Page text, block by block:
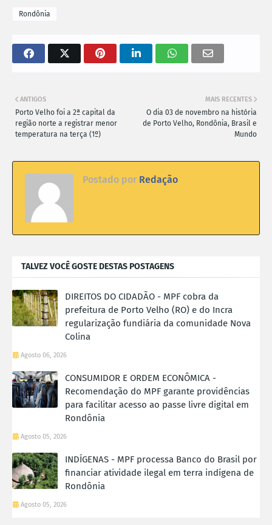
Rondônia
MAIS RECENTES
O dia 03 de novembro na história
de Porto Velho, Rondônia, Brasil e
Mundo
ANTIGOS
Porto Velho foi a 2ª capital da
região norte a registrar menor
temperatura na terça (1º)
Postado por Redação
TALVEZ VOCÊ GOSTE DESTAS POSTAGENS
DIREITOS DO CIDADÃO - MPF cobra da
prefeitura de Porto Velho (RO) e do Incra
regularização fundiária da comunidade Nova
Colina
Agosto 06, 2026
CONSUMIDOR E ORDEM ECONÔMICA -
Recomendação do MPF garante providências
para facilitar acesso ao passe livre digital em
Rondônia
Agosto 05, 2026
INDÍGENAS - MPF processa Banco do Brasil por
financiar atividade ilegal em terra indígena de
Rondônia
Agosto 05, 2026